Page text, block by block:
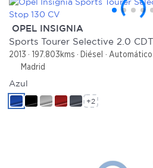
OPEL INSIGNIA
2013 197.803kms Diésel
Automático
Madrid
Azul
+2